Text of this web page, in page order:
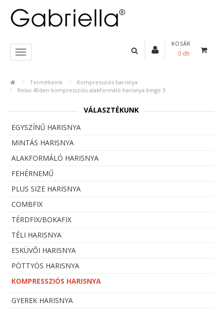
KOSÁR
0 db
Termékeink
Kompressziós harisnya
Relax 40den kompressziós alakformáló harisnya beige 3
VÁLASZTÉKUNK
EGYSZÍNŰ HARISNYA
MINTÁS HARISNYA
ALAKFORMÁLÓ HARISNYA
FEHÉRNEMŰ
PLUS SIZE HARISNYA
COMBFIX
TÉRDFIX/BOKAFIX
TÉLI HARISNYA
ESKÜVŐI HARISNYA
PÖTTYÖS HARISNYA
KOMPRESSZIÓS HARISNYA
GYEREK HARISNYA